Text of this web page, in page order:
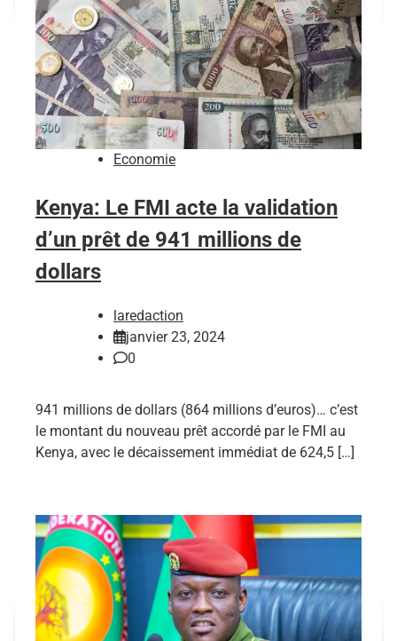
Economie
Kenya: Le FMI acte la validation
d’un prêt de 941 millions de
dollars
laredaction
janvier 23, 2024
0
941 millions de dollars (864 millions d’euros)… c’est
le montant du nouveau prêt accordé par le FMI au
Kenya, avec le décaissement immédiat de 624,5 […]